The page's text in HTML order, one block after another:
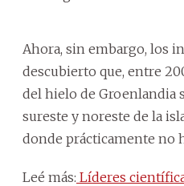
Ahora, sin embargo, los
descubierto que, entre
del hielo de Groenlandia
sureste y noreste de la
donde prácticamente no
Leé más: Líderes